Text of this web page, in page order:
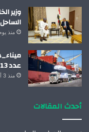
وزير
منذ
عدد 13 سفينة .. بينما غادر 12 سفينة
منذ 3 أيام
أحدث المقالات